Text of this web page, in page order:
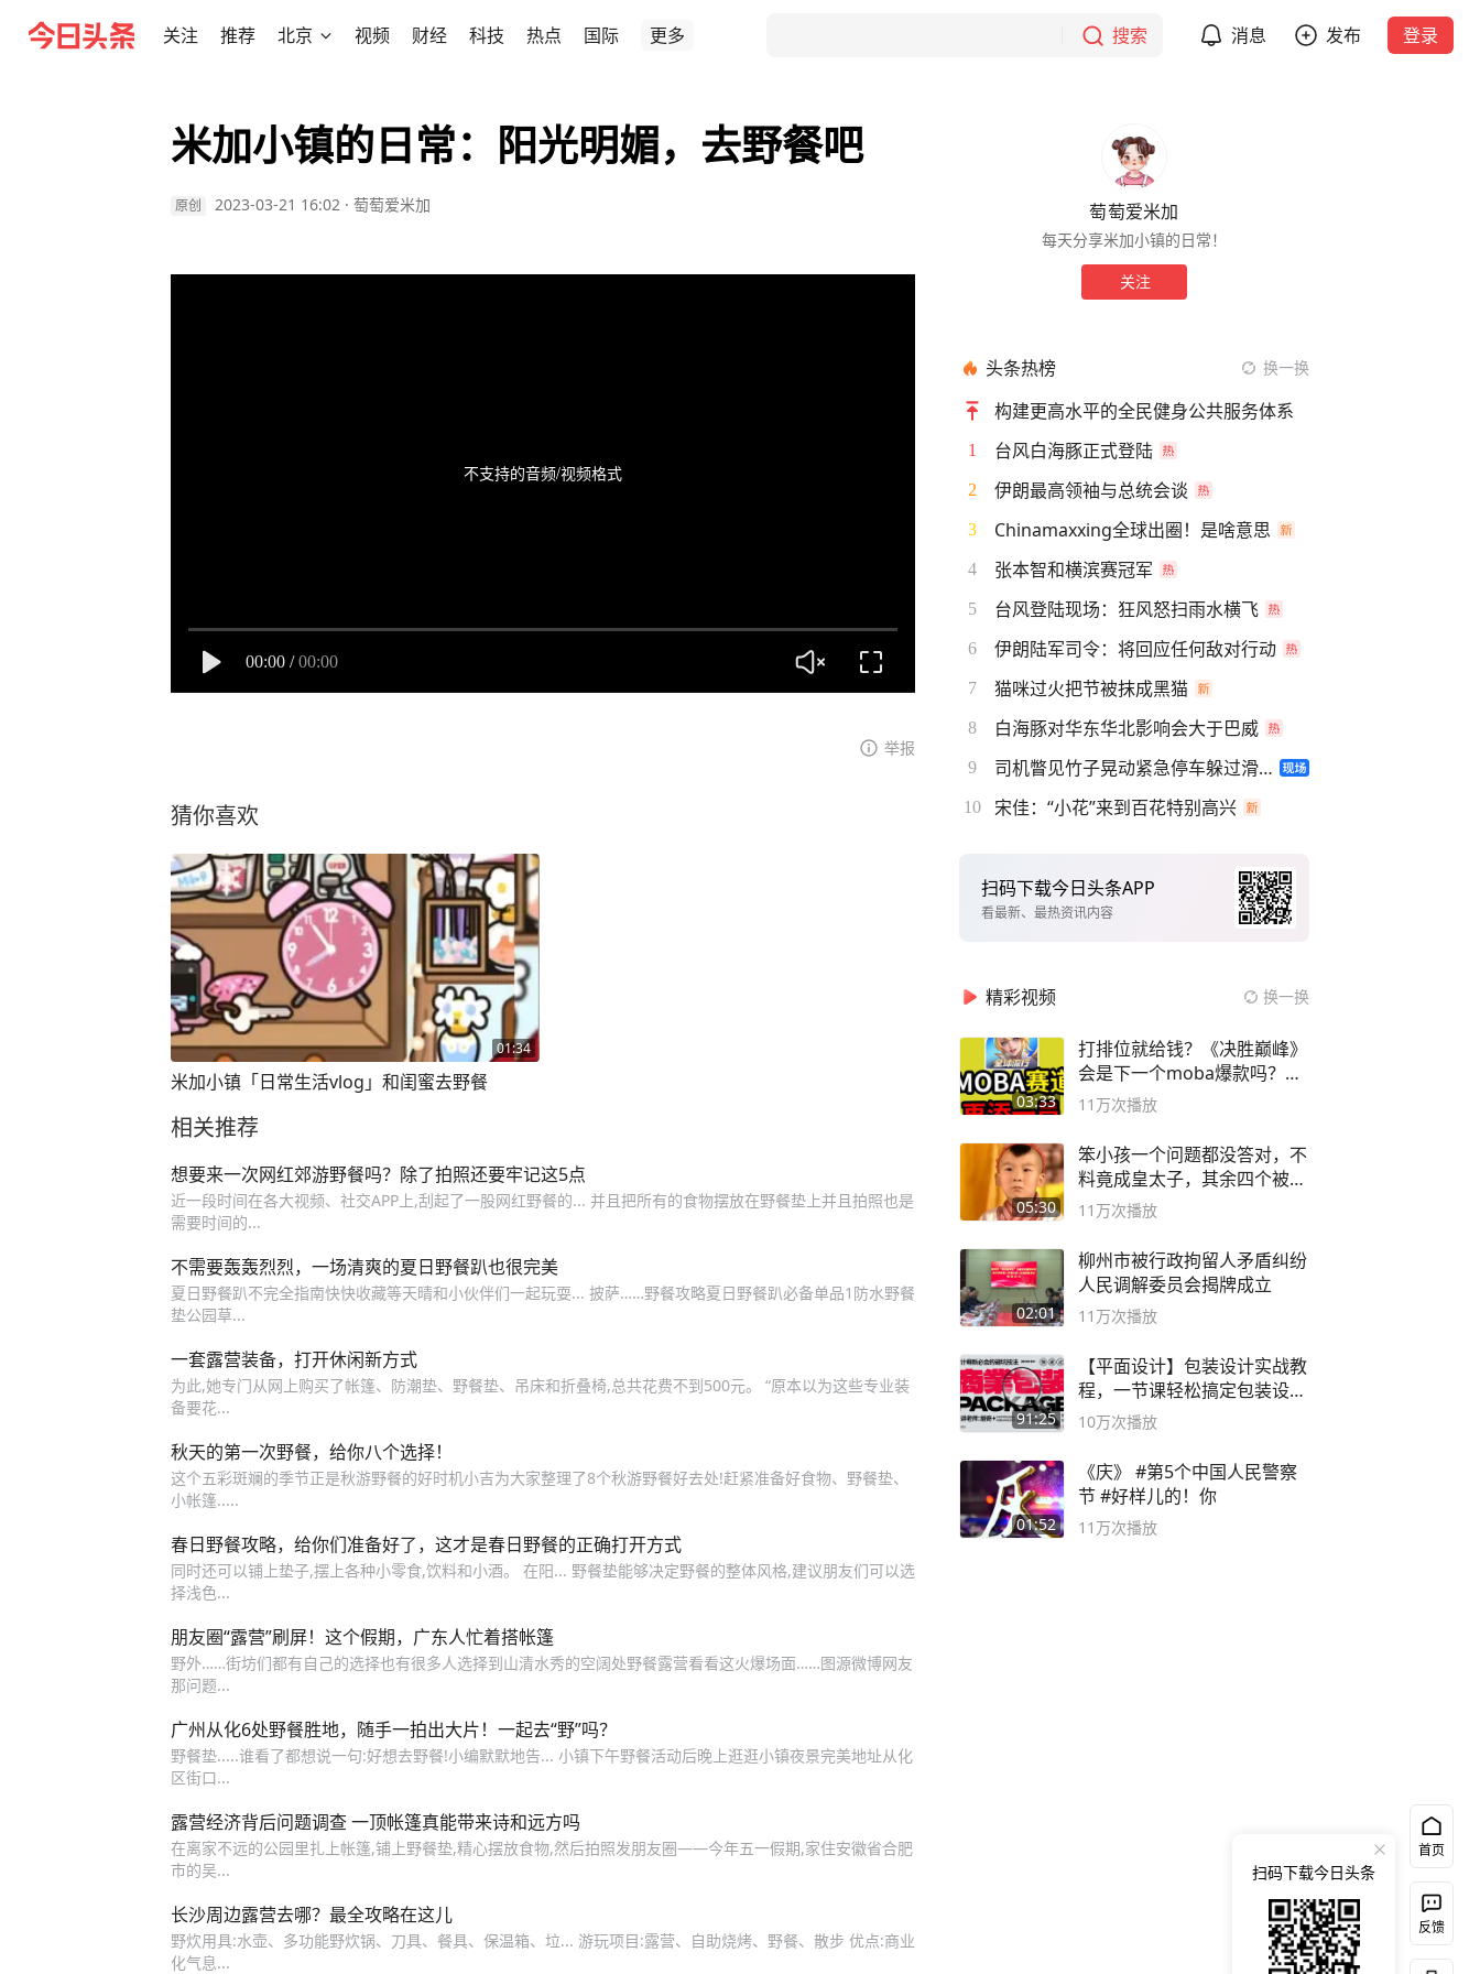
关注 推荐 北京 视频 财经 科技 热点 国际 更多 搜索 消息 发布 登录
米加小镇的日常：阳光明媚，去野餐吧
原创 2023-03-21 16:02 · 萄萄爱米加
不支持的音频/视频格式
00:00 / 00:00
举报
猜你喜欢
01:34
米加小镇「日常生活vlog」和闺蜜去野餐
相关推荐
想要来一次网红郊游野餐吗？除了拍照还要牢记这5点
近一段时间在各大视频、社交APP上,刮起了一股网红野餐的... 并且把所有的食物摆放在野餐垫上并且拍照也是
需要时间的...
不需要轰轰烈烈，一场清爽的夏日野餐趴也很完美
夏日野餐趴不完全指南快快收藏等天晴和小伙伴们一起玩耍... 披萨……野餐攻略夏日野餐趴必备单品1防水野餐
垫公园草...
一套露营装备，打开休闲新方式
为此,她专门从网上购买了帐篷、防潮垫、野餐垫、吊床和折叠椅,总共花费不到500元。 “原本以为这些专业装
备要花...
秋天的第一次野餐，给你八个选择！
这个五彩斑斓的季节正是秋游野餐的好时机小吉为大家整理了8个秋游野餐好去处!赶紧准备好食物、野餐垫、
小帐篷.....
春日野餐攻略，给你们准备好了，这才是春日野餐的正确打开方式
同时还可以铺上垫子,摆上各种小零食,饮料和小酒。 在阳... 野餐垫能够决定野餐的整体风格,建议朋友们可以选
择浅色...
朋友圈“露营”刷屏！这个假期，广东人忙着搭帐篷
野外……街坊们都有自己的选择也有很多人选择到山清水秀的空阔处野餐露营看看这火爆场面……图源微博网友
那问题...
广州从化6处野餐胜地，随手一拍出大片！一起去“野”吗？
野餐垫.....谁看了都想说一句:好想去野餐!小编默默地告... 小镇下午野餐活动后晚上逛逛小镇夜景完美地址从化
区街口...
露营经济背后问题调查 一顶帐篷真能带来诗和远方吗
在离家不远的公园里扎上帐篷,铺上野餐垫,精心摆放食物,然后拍照发朋友圈——今年五一假期,家住安徽省合肥
市的吴...
长沙周边露营去哪？最全攻略在这儿
野炊用具:水壶、多功能野炊锅、刀具、餐具、保温箱、垃... 游玩项目:露营、自助烧烤、野餐、散步 优点:商业
化气息...
萄萄爱米加
每天分享米加小镇的日常！
关注
头条热榜 换一换
构建更高水平的全民健身公共服务体系
1 台风白海豚正式登陆
2 伊朗最高领袖与总统会谈
3 Chinamaxxing全球出圈！是啥意思
4 张本智和横滨赛冠军
5 台风登陆现场：狂风怒扫雨水横飞
6 伊朗陆军司令：将回应任何敌对行动
7 猫咪过火把节被抹成黑猫
8 白海豚对华东华北影响会大于巴威
9 司机瞥见竹子晃动紧急停车躲过滑坡
10 宋佳：“小花”来到百花特别高兴
扫码下载今日头条APP
看最新、最热资讯内容
精彩视频 换一换
03:33
打排位就给钱？《决胜巅峰》
会是下一个moba爆款吗？#
决胜巅峰
11万次播放
05:30
笨小孩一个问题都没答对，不
料竟成皇太子，其余四个被处
死
11万次播放
02:01
柳州市被行政拘留人矛盾纠纷
人民调解委员会揭牌成立
11万次播放
91:25
【平面设计】包装设计实战教
程，一节课轻松搞定包装设计
流程！
10万次播放
01:52
《庆》 #第5个中国人民警察
节 #好样儿的！你
11万次播放
首页
反馈
扫码下载今日头条